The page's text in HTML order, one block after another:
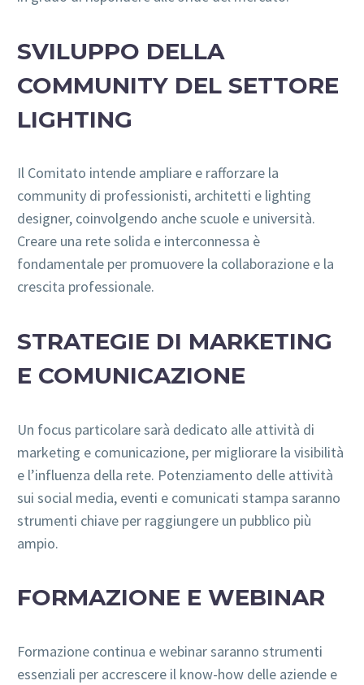
SVILUPPO DELLA
COMMUNITY DEL SETTORE
LIGHTING
Il Comitato intende ampliare e rafforzare la
community di professionisti, architetti e lighting
designer, coinvolgendo anche scuole e università.
Creare una rete solida e interconnessa è
fondamentale per promuovere la collaborazione e la
crescita professionale.
STRATEGIE DI MARKETING
E COMUNICAZIONE
Un focus particolare sarà dedicato alle attività di
marketing e comunicazione, per migliorare la visibilità
e l’influenza della rete. Potenziamento delle attività
sui social media, eventi e comunicati stampa saranno
strumenti chiave per raggiungere un pubblico più
ampio.
FORMAZIONE E WEBINAR
Formazione continua e webinar saranno strumenti
essenziali per accrescere il know-how delle aziende e